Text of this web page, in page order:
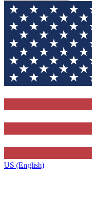
US (English)